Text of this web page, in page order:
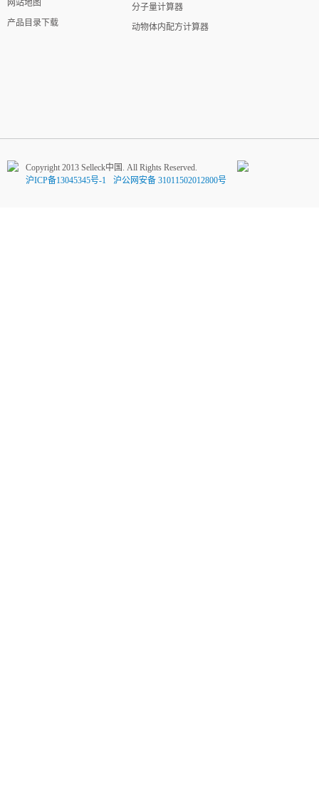
网站地图
产品目录下载
分子量计算器
动物体内配方计算器
Copyright 2013 Selleck中国. All Rights Reserved.
沪ICP备13045345号-1
沪公网安备 31011502012800号